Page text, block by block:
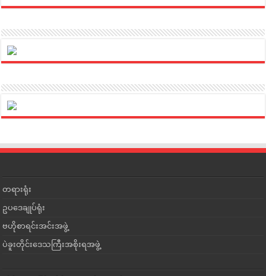
တရားရုံး
ဥပဒေချုပ်ရုံး
ဗဟိုစာရင်းအင်းအဖွဲ့
ပဲခူးတိုင်းဒေသကြီးအစိုးရအဖွဲ့